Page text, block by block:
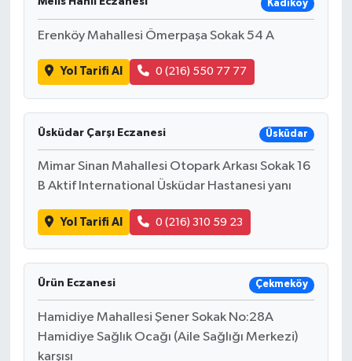
Kadıköy
Erenköy Mahallesi Ömerpaşa Sokak 54 A
Yol Tarifi Al 0 (216) 550 77 77
Üsküdar Çarşı Eczanesi Üsküdar
Mimar Sinan Mahallesi Otopark Arkası Sokak 16
B Aktif International Üsküdar Hastanesi yanı
Yol Tarifi Al 0 (216) 310 59 23
Ürün Eczanesi Çekmeköy
Hamidiye Mahallesi Şener Sokak No:28A
Hamidiye Sağlık Ocağı (Aile Sağlığı Merkezi)
karşısı